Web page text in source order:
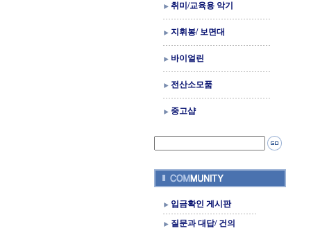
취미/교육용 악기
지휘봉/ 보면대
바이얼린
전산소모품
중고샵
입금확인 게시판
질문과 대답/ 건의